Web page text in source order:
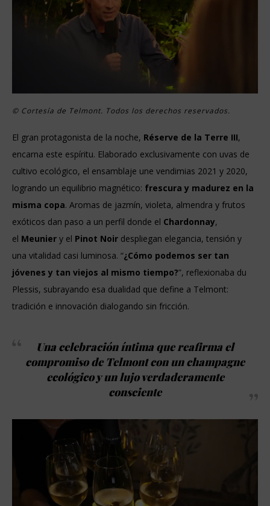
© Cortesía de Telmont. Todos los derechos reservados.
El gran protagonista de la noche, Réserve de la Terre III,
encarna este espíritu. Elaborado exclusivamente con uvas de
cultivo ecológico, el ensamblaje une vendimias 2021 y 2020,
logrando un equilibrio magnético: frescura y madurez en la
misma copa. Aromas de jazmín, violeta, almendra y frutos
exóticos dan paso a un perfil donde el Chardonnay,
el Meunier y el Pinot Noir despliegan elegancia, tensión y
una vitalidad casi luminosa. “¿Cómo podemos ser tan
jóvenes y tan viejos al mismo tiempo?”, reflexionaba du
Plessis, subrayando esa dualidad que define a Telmont:
tradición e innovación dialogando sin fricción.
Una celebración íntima que reafirma el
compromiso de Telmont con un champagne
ecológico y un lujo verdaderamente
consciente